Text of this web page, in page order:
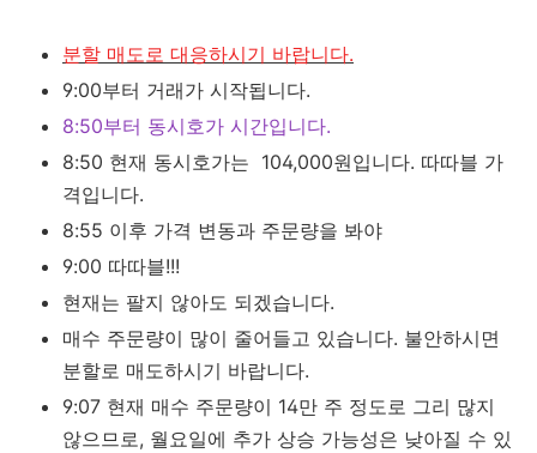
분할 매도로 대응하시기 바랍니다.
9:00부터 거래가 시작됩니다.
8:50부터 동시호가 시간입니다.
8:50 현재 동시호가는 104,000원입니다. 따따블 가
격입니다.
8:55 이후 가격 변동과 주문량을 봐야
9:00 따따블!!!
현재는 팔지 않아도 되겠습니다.
매수 주문량이 많이 줄어들고 있습니다. 불안하시면
분할로 매도하시기 바랍니다.
9:07 현재 매수 주문량이 14만 주 정도로 그리 많지
않으므로, 월요일에 추가 상승 가능성은 낮아질 수 있